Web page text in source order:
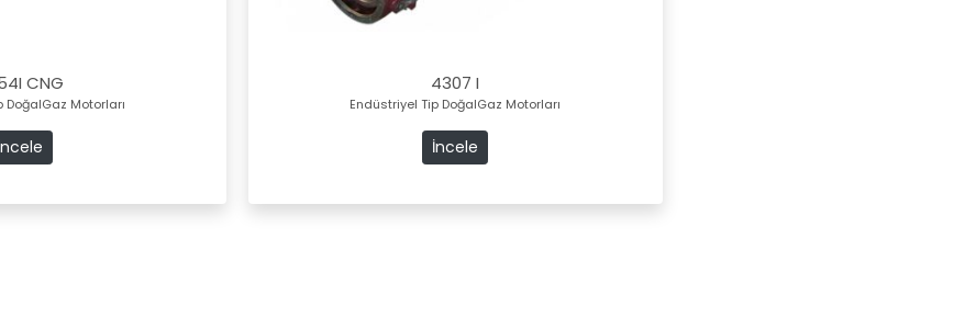
CNG
DoğalGaz Motorları
4307 I
Endüstriyel Tip DoğalGaz Motorları
İncele